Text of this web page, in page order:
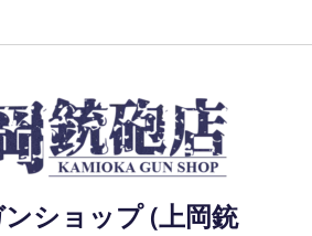
ショップ (上岡銃